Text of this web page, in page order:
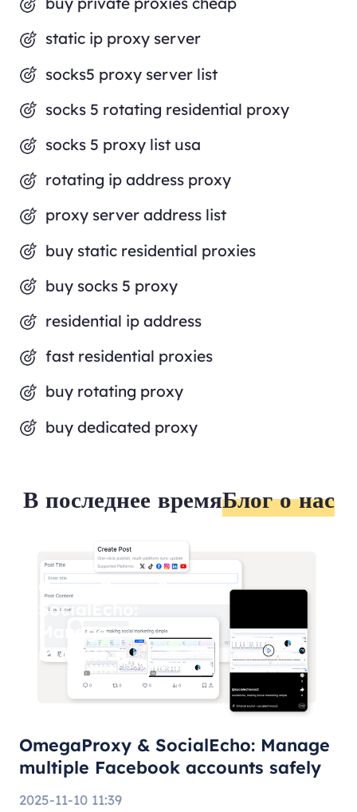
static ip proxy server
socks5 proxy server list
socks 5 rotating residential proxy
socks 5 proxy list usa
rotating ip address proxy
proxy server address list
buy static residential proxies
buy socks 5 proxy
residential ip address
fast residential proxies
buy rotating proxy
buy dedicated proxy
В последнее времяБлог о нас
OmegaProxy &
SocialEcho:
Manage
multiple
Facebook
accounts
OmegaProxy & SocialEcho: Manage
multiple Facebook accounts safely
2025-11-10 11:39